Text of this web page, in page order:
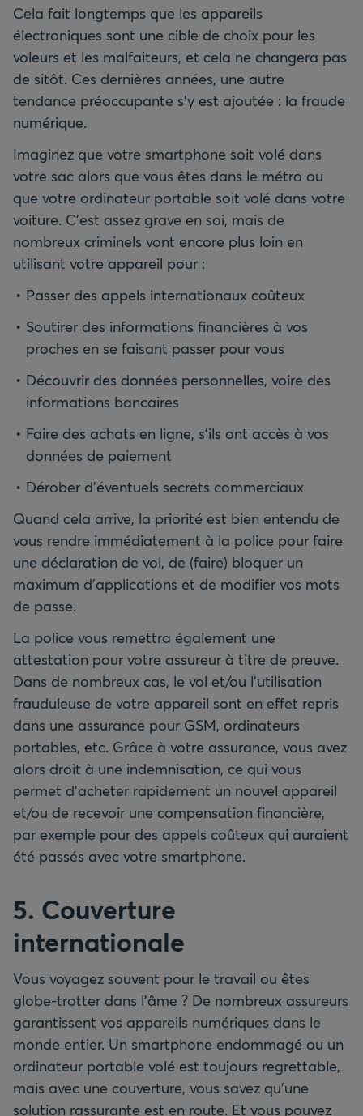
Cela fait longtemps que les appareils
électroniques sont une cible de choix pour les
voleurs et les malfaiteurs, et cela ne changera pas
de sitôt. Ces dernières années, une autre
tendance préoccupante s’y est ajoutée : la fraude
numérique.
Imaginez que votre smartphone soit volé dans
votre sac alors que vous êtes dans le métro ou
que votre ordinateur portable soit volé dans votre
voiture. C’est assez grave en soi, mais de
nombreux criminels vont encore plus loin en
utilisant votre appareil pour :
Passer des appels internationaux coûteux
Soutirer des informations financières à vos
proches en se faisant passer pour vous
Découvrir des données personnelles, voire des
informations bancaires
Faire des achats en ligne, s’ils ont accès à vos
données de paiement
Dérober d’éventuels secrets commerciaux
Quand cela arrive, la priorité est bien entendu de
vous rendre immédiatement à la police pour faire
une déclaration de vol, de (faire) bloquer un
maximum d’applications et de modifier vos mots
de passe.
La police vous remettra également une
attestation pour votre assureur à titre de preuve.
Dans de nombreux cas, le vol et/ou l’utilisation
frauduleuse de votre appareil sont en effet repris
dans une assurance pour GSM, ordinateurs
portables, etc. Grâce à votre assurance, vous avez
alors droit à une indemnisation, ce qui vous
permet d’acheter rapidement un nouvel appareil
et/ou de recevoir une compensation financière,
par exemple pour des appels coûteux qui auraient
été passés avec votre smartphone.
5. Couverture
internationale
Vous voyagez souvent pour le travail ou êtes
globe-trotter dans l’âme ? De nombreux assureurs
garantissent vos appareils numériques dans le
monde entier. Un smartphone endommagé ou un
ordinateur portable volé est toujours regrettable,
mais avec une couverture, vous savez qu’une
solution rassurante est en route. Et vous pouvez